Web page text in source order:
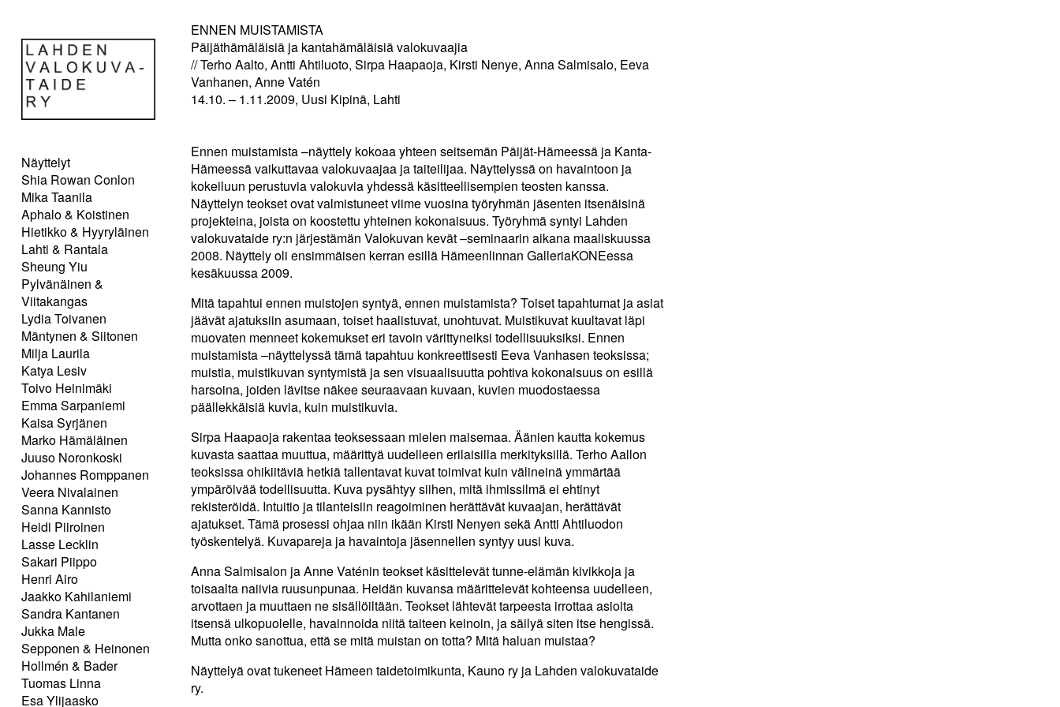
Näyttelyt
Shia Rowan Conlon
Mika Taanila
Aphalo & Koistinen
Hietikko & Hyyryläinen
Lahti & Rantala
Sheung Yiu
Pylvänäinen &
Viitakangas
Lydia Toivanen
Mäntynen & Siitonen
Milja Laurila
Katya Lesiv
Toivo Heinimäki
Emma Sarpaniemi
Kaisa Syrjänen
Marko Hämäläinen
Juuso Noronkoski
Johannes Romppanen
Veera Nivalainen
Sanna Kannisto
Heidi Piiroinen
Lasse Lecklin
Sakari Piippo
Henri Airo
Jaakko Kahilaniemi
Sandra Kantanen
Jukka Male
Sepponen & Heinonen
Hollmén & Bader
Tuomas Linna
Esa Ylijaasko
ENNEN MUISTAMISTA
Päijäthämäläisiä ja kantahämäläisiä valokuvaajia
// Terho Aalto, Antti Ahtiluoto, Sirpa Haapaoja, Kirsti Nenye, Anna Salmisalo, Eeva
Vanhanen, Anne Vatén
14.10. – 1.11.2009, Uusi Kipinä, Lahti
Ennen muistamista –näyttely kokoaa yhteen seitsemän Päijät-Hämeessä ja Kanta-
Hämeessä vaikuttavaa valokuvaajaa ja taiteilijaa. Näyttelyssä on havaintoon ja
kokeiluun perustuvia valokuvia yhdessä käsitteellisempien teosten kanssa.
Näyttelyn teokset ovat valmistuneet viime vuosina työryhmän jäsenten itsenäisinä
projekteina, joista on koostettu yhteinen kokonaisuus. Työryhmä syntyi Lahden
valokuvataide ry:n järjestämän Valokuvan kevät –seminaarin aikana maaliskuussa
2008. Näyttely oli ensimmäisen kerran esillä Hämeenlinnan GalleriaKONEessa
kesäkuussa 2009.
Mitä tapahtui ennen muistojen syntyä, ennen muistamista? Toiset tapahtumat ja asiat
jäävät ajatuksiin asumaan, toiset haalistuvat, unohtuvat. Muistikuvat kuultavat läpi
muovaten menneet kokemukset eri tavoin värittyneiksi todellisuuksiksi. Ennen
muistamista –näyttelyssä tämä tapahtuu konkreettisesti Eeva Vanhasen teoksissa;
muistia, muistikuvan syntymistä ja sen visuaalisuutta pohtiva kokonaisuus on esillä
harsoina, joiden lävitse näkee seuraavaan kuvaan, kuvien muodostaessa
päällekkäisiä kuvia, kuin muistikuvia.
Sirpa Haapaoja rakentaa teoksessaan mielen maisemaa. Äänien kautta kokemus
kuvasta saattaa muuttua, määrittyä uudelleen erilaisilla merkityksillä. Terho Aallon
teoksissa ohikiitäviä hetkiä tallentavat kuvat toimivat kuin välineinä ymmärtää
ympäröivää todellisuutta. Kuva pysähtyy siihen, mitä ihmissilmä ei ehtinyt
rekisteröidä. Intuitio ja tilanteisiin reagoiminen herättävät kuvaajan, herättävät
ajatukset. Tämä prosessi ohjaa niin ikään Kirsti Nenyen sekä Antti Ahtiluodon
työskentelyä. Kuvapareja ja havaintoja jäsennellen syntyy uusi kuva.
Anna Salmisalon ja Anne Vaténin teokset käsittelevät tunne-elämän kivikkoja ja
toisaalta naiivia ruusunpunaa. Heidän kuvansa määrittelevät kohteensa uudelleen,
arvottaen ja muuttaen ne sisällöiltään. Teokset lähtevät tarpeesta irrottaa asioita
itsensä ulkopuolelle, havainnoida niitä taiteen keinoin, ja säilyä siten itse hengissä.
Mutta onko sanottua, että se mitä muistan on totta? Mitä haluan muistaa?
Näyttelyä ovat tukeneet Hämeen taidetoimikunta, Kauno ry ja Lahden valokuvataide
ry.